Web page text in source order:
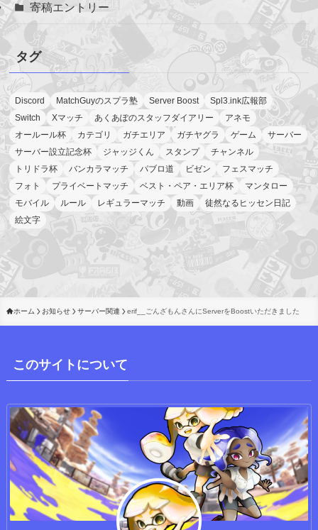
寄稿エントリー
タグ
Discord MatchGuyのスプラ塾 Server Boost
Spl3.ink広報部
Switch
Xマッチ あくあぽのスタッフダイアリー
アネモ
オールール杯
カテゴリ ガチエリア ガチヤグラ ゲーム
サーバー
サーバー設立記念杯
ジャッジくん スタンプ
チャンネル
トリドラ杯
バンカラマッチ パブロ道 ビゼン
フェスマッチ
フォト
プライベートマッチ ベスト・ペア・エリア杯
マンタロー
モバイル
ルール レギュラーマッチ 動画
徒然なるヒッセン日記
絵文字
ホーム お知らせ サーバー関連 erif__ごんざもんさんにServerをBoostいただきました
このサイトについて